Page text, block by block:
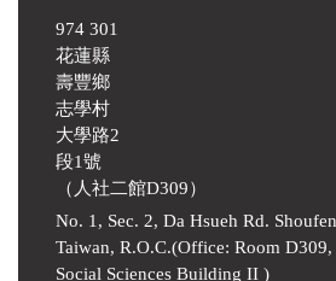
974 301
花蓮縣
壽豐鄉
志學村
大學路2
段1號
（人社二館D309）
No. 1, Sec. 2, Da Hsueh Rd.
Taiwan, R.O.C.(Office: Room D309,
Social Sciences Building II )